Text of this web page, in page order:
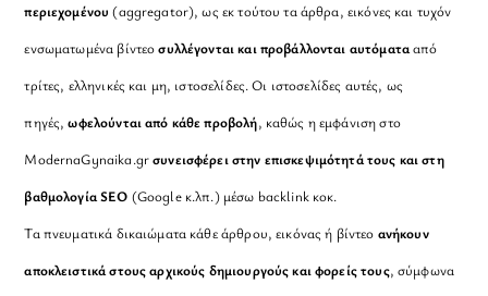
περιεχομένου (aggregator), ως εκ τούτου τα άρθρα, εικόνες και τυχόν
ενσωματωμένα βίντεοσυλλέγονται και προβάλλονται αυτόματααπό
τρίτες, ελληνικές και μη, ιστοσελίδες. Οι ιστοσελίδες αυτές, ως
πηγές,ωφελούνται από κάθε προβολή, καθώς η εμφάνιση στο
ModernaGynaika.grσυνεισφέρει στην επισκεψιμότητά τους και στη
βαθμολογία SEO (Google κ.λπ.) μέσω backlink κοκ.
Τα πνευματικά δικαιώματα κάθε άρθρου, εικόνας ή βίντεο ανήκουν
αποκλειστικά στους αρχικούς δημιουργούς και φορείς τους, σύμφωνα